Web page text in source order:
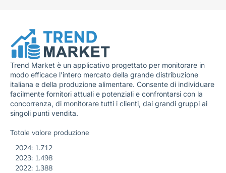
Trend Market è un applicativo progettato per monitorare in
modo efficace l’intero mercato della grande distribuzione
italiana e della produzione alimentare. Consente di individuare
facilmente fornitori attuali e potenziali e confrontarsi con la
concorrenza, di monitorare tutti i clienti, dai grandi gruppi ai
singoli punti vendita.
Totale valore produzione
2024: 1.712
2023: 1.498
2022: 1.388